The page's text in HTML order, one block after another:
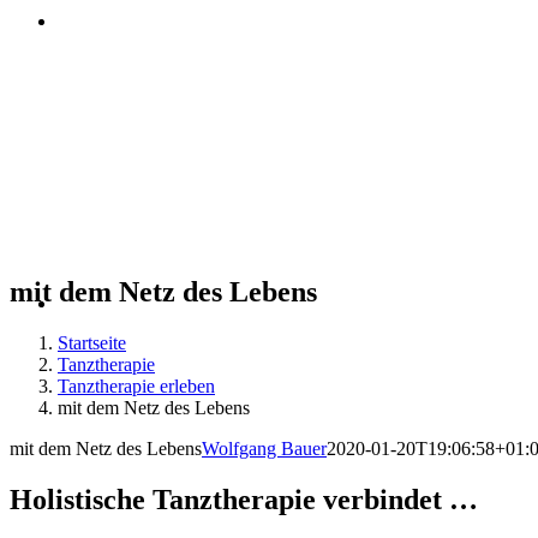
mit dem Netz des Lebens
Startseite
Tanztherapie
Tanztherapie erleben
mit dem Netz des Lebens
mit dem Netz des LebensWolfgang Bauer2020-01-
Holistische Tanztherapie verbindet …